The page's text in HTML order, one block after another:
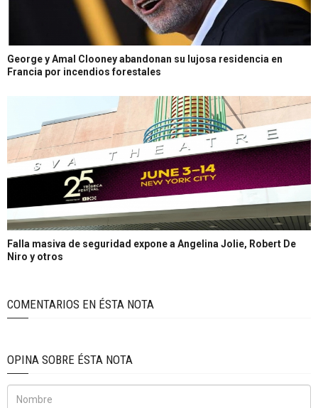
George y Amal Clooney abandonan su lujosa residencia en
Francia por incendios forestales
Falla masiva de seguridad expone a Angelina Jolie, Robert De
Niro y otros
COMENTARIOS EN ÉSTA NOTA
OPINA SOBRE ÉSTA NOTA